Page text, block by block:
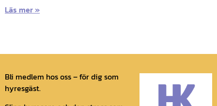
Läs mer »
Bli medlem hos oss – för dig som
hyresgäst.